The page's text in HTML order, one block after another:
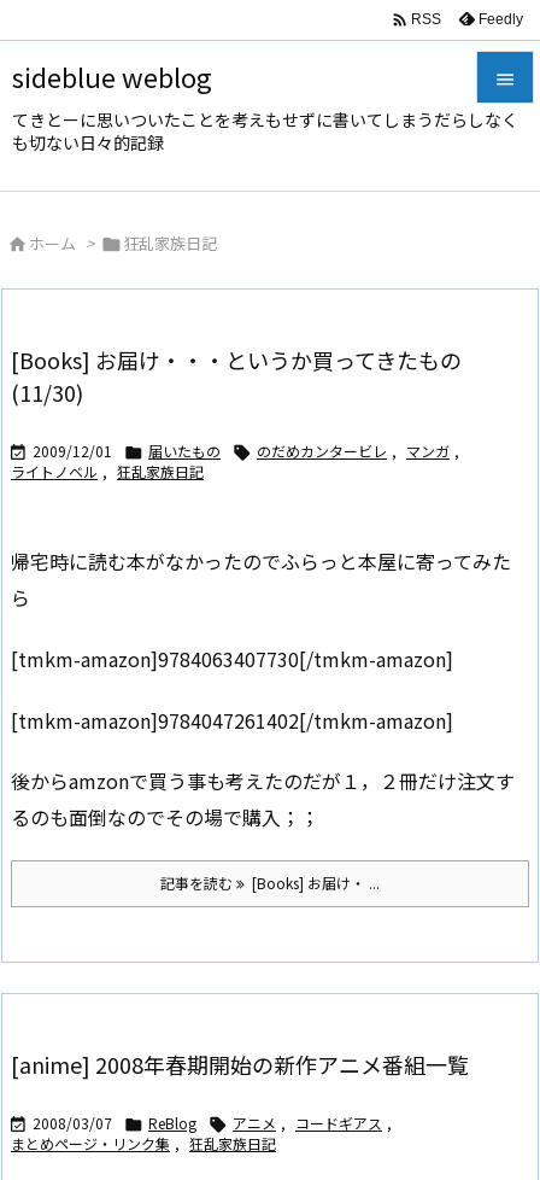
sideblue weblog
てきとーに思いついたことを考えもせずに書いてしまうだらしなく
も切ない日々的記録



 RSS Feedly
 ホーム > 狂乱家族日記
[Books] お届け・・・というか買ってきたもの
(11/30)
 2009/12/01  届いたもの  のだめカンタービレ , マンガ ,
ライトノベル , 狂乱家族日記
帰宅時に読む本がなかったのでふらっと本屋に寄ってみた
ら
[tmkm-amazon]9784063407730[/tmkm-amazon]
[tmkm-amazon]9784047261402[/tmkm-amazon]
後からamzonで買う事も考えたのだが１，２冊だけ注文す
るのも面倒なのでその場で購入；；
記事を読む [Books] お届け・ ...
[anime] 2008年春期開始の新作アニメ番組一覧
 2008/03/07  ReBlog  アニメ , コードギアス ,
まとめページ・リンク集 , 狂乱家族日記